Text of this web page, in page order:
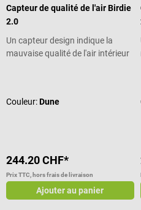
Capteur de qualité de l'air Birdie
2.0
Un capteur design indique la
mauvaise qualité de l'air intérieur
Couleur:Dune
244.20 CHF*
Prix TTC, hors frais de livraison
Ajouter au panier